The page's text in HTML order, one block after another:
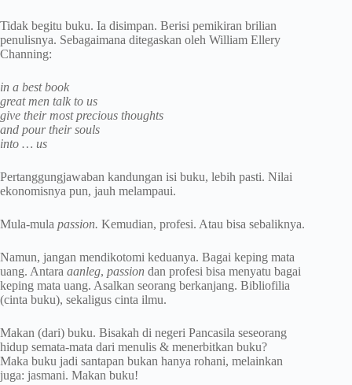
Tidak begitu buku. Ia disimpan. Berisi pemikiran brilian
penulisnya. Sebagaimana ditegaskan oleh William Ellery
Channing:
in a best book
great men talk to us
give their most precious thoughts
and pour their souls
into … us
Pertanggungjawaban kandungan isi buku, lebih pasti. Nilai
ekonomisnya pun, jauh melampaui.
Mula-mula passion. Kemudian, profesi. Atau bisa sebaliknya.
Namun, jangan mendikotomi keduanya. Bagai keping mata
uang. Antara aanleg, passion dan profesi bisa menyatu bagai
keping mata uang. Asalkan seorang berkanjang. Bibliofilia
(cinta buku), sekaligus cinta ilmu.
Makan (dari) buku. Bisakah di negeri Pancasila seseorang
hidup semata-mata dari menulis & menerbitkan buku?
Maka buku jadi santapan bukan hanya rohani, melainkan
juga: jasmani. Makan buku!